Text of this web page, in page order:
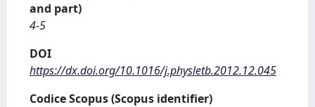
and part)
4-5
DOI
https://dx.doi.org/10.1016/j.physletb.2012.12.045
Codice Scopus (Scopus identifier)